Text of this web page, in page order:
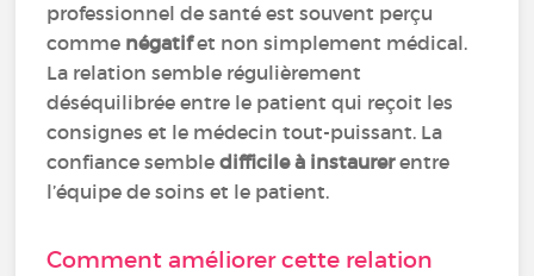
professionnel de santé est souvent perçu
comme négatifet non simplement médical.
La relation semble régulièrement
déséquilibrée entre le patient qui reçoit les
consignes et le médecin tout-puissant. La
confiance sembledifficile à instaurerentre
l’équipe de soins et le patient.
Comment améliorer cette relation